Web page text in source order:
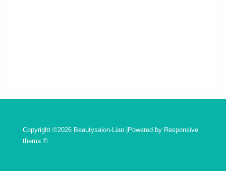
Copyright ©2026 Beautysalon-Lian |Powered by Responsive
thema©